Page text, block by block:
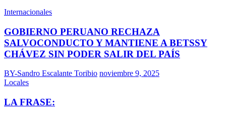
Internacionales
GOBIERNO PERUANO RECHAZA
SALVOCONDUCTO Y MANTIENE A BETSSY
CHÁVEZ SIN PODER SALIR DEL PAÍS
BY-Sandro Escalante Toribio noviembre 9, 2025
Locales
LA FRASE: